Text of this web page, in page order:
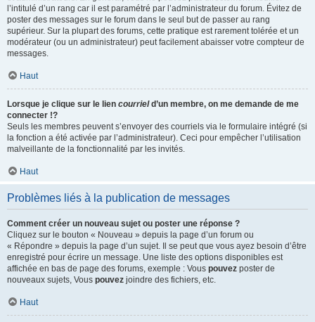
l’intitulé d’un rang car il est paramétré par l’administrateur du forum. Évitez de
poster des messages sur le forum dans le seul but de passer au rang
supérieur. Sur la plupart des forums, cette pratique est rarement tolérée et un
modérateur (ou un administrateur) peut facilement abaisser votre compteur de
messages.
Haut
Lorsque je clique sur le lien courrield’un membre, on me demande de me
connecter !?
Seuls les membres peuvent s’envoyer des courriels via le formulaire intégré (si
la fonction a été activée par l’administrateur). Ceci pour empêcher l’utilisation
malveillante de la fonctionnalité par les invités.
Haut
Problèmes liés à la publication de messages
Comment créer un nouveau sujet ou poster une réponse ?
Cliquez sur le bouton « Nouveau » depuis la page d’un forum ou
« Répondre » depuis la page d’un sujet. Il se peut que vous ayez besoin d’être
enregistré pour écrire un message. Une liste des options disponibles est
affichée en bas de page des forums, exemple : Vous pouvez poster de
nouveaux sujets, Vous pouvez joindre des fichiers, etc.
Haut